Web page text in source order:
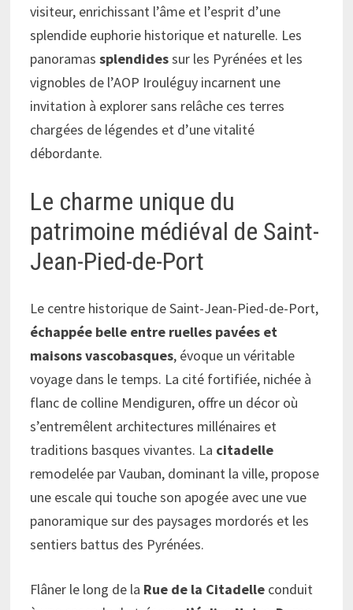
visiteur, enrichissant l’âme et l’esprit d’une
splendide euphorie historique et naturelle. Les
panoramassplendidessur les Pyrénées et les
vignobles de l’AOP Irouléguy incarnent une
invitation à explorer sans relâche ces terres
chargées de légendes et d’une vitalité
débordante.
Le charme unique du
patrimoine médiéval de Saint-
Jean-Pied-de-Port
Le centre historique de Saint-Jean-Pied-de-Port,
échappée belle entre ruelles pavées et
maisons vascobasques, évoque un véritable
voyage dans le temps. La cité fortifiée, nichée à
flanc de colline Mendiguren, offre un décor où
s’entremêlent architectures millénaires et
traditions basques vivantes. La citadelle
remodelée par Vauban, dominant la ville, propose
une escale qui touche son apogée avec une vue
panoramique sur des paysages mordorés et les
sentiers battus des Pyrénées.
Flâner le long de la Rue de la Citadelle conduit